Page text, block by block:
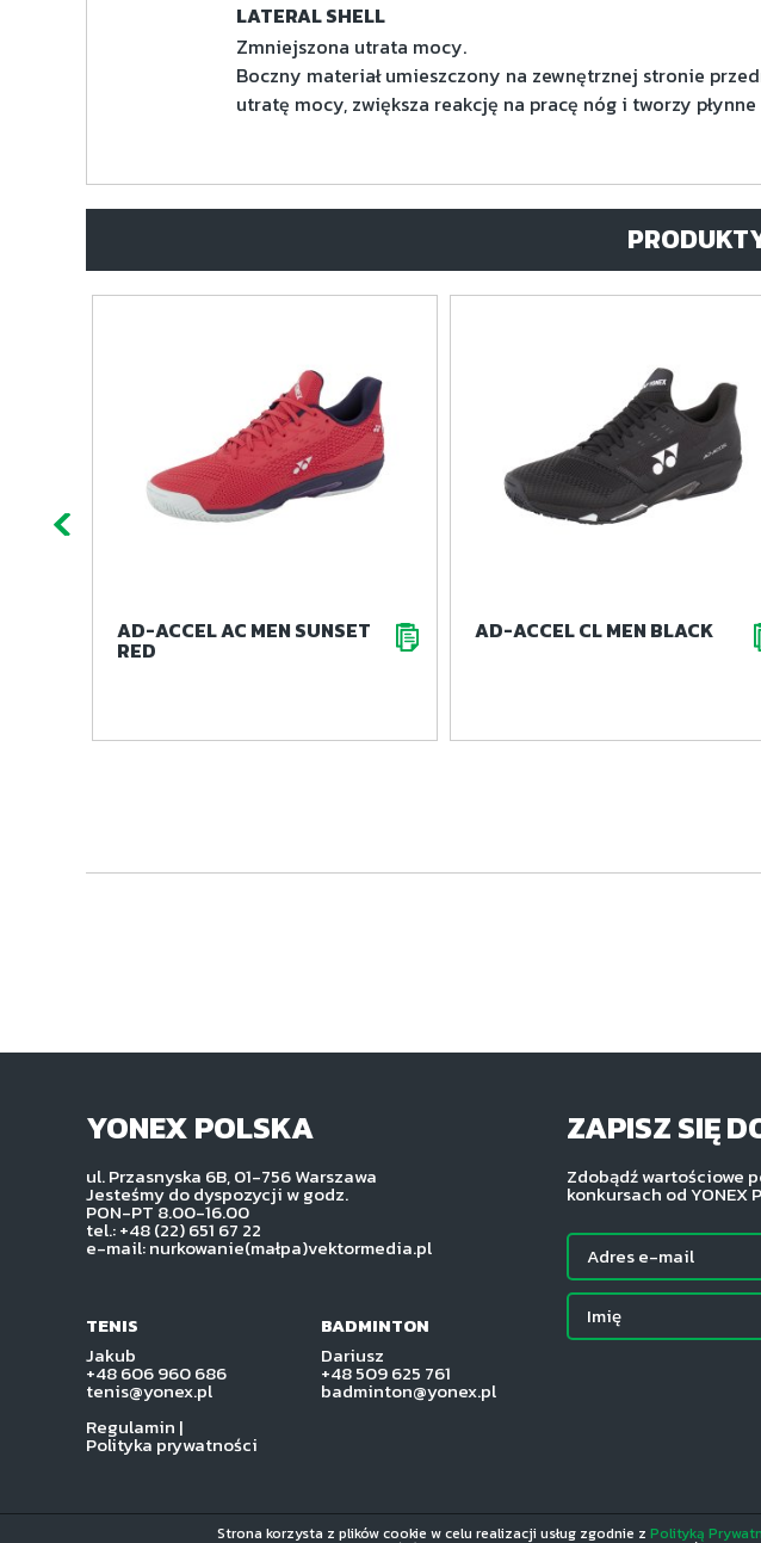
LATERAL SHELL
Zmniejszona utrata mocy.
Boczny materiał umieszczony na zewnętrznej stronie
utratę mocy, zwiększa reakcję na pracę nóg i tworzy
AD-ACCEL AC MEN SUNSET
RED
AD-ACCEL CL MEN BLACK
YONEX POLSKA
ul. Przasnyska 6B, 01-756 Warszawa
Jesteśmy do dyspozycji w godz.
PON-PT 8.00-16.00
tel.: +48 (22) 651 67 22
e-mail: nurkowanie(małpa)vektormedia.pl
TENIS
Jakub
+48 606 960 686
tenis@yonex.pl
Regulamin |
Polityka prywatności
BADMINTON
Dariusz
+48 509 625 761
badminton@yonex.pl
ZAPISZ SIĘ
Zdobądź wartościowe
konkursach od YONEX
Strona korzysta z plików cookie w celu realizacji usług zgodnie z Polityką